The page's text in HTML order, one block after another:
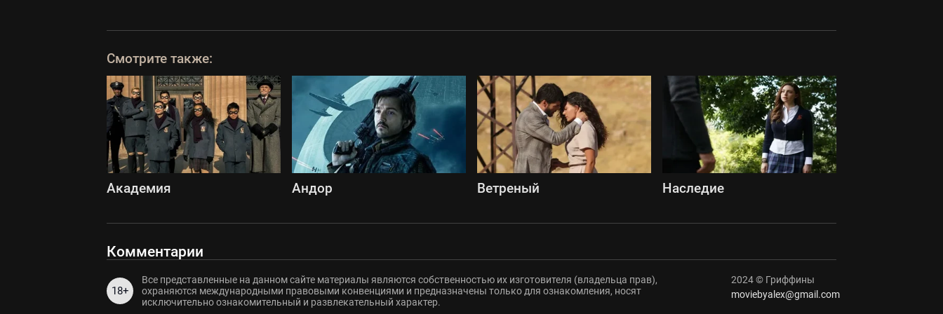
Смотрите также:
Академия Андор Ветреный Наследие
Комментарии
18+
Все представленные на данном сайте материалы являются собственностью их изготовителя (владельца прав),
охраняются международными правовыми конвенциями и предназначены только для ознакомления, носят
исключительно ознакомительный и развлекательный характер.
2024 © Гриффины
moviebyalex@gmail.com